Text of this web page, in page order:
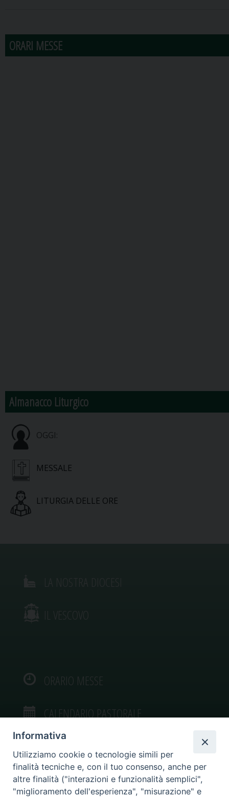
ORARI MESSE
Almanacco Liturgico
OGGI:
MESSALE
LITURGIA DELLE ORE
IL VESCOVO
ORARIO MESSE
CALENDARIO PASTORALE
VIDEOGALLERY
Informativa
Utilizziamo cookie o tecnologie simili per
finalità tecniche e, con il tuo consenso, anche per
altre finalità ("interazioni e funzionalità semplici",
"miglioramento dell'esperienza", "misurazione" e